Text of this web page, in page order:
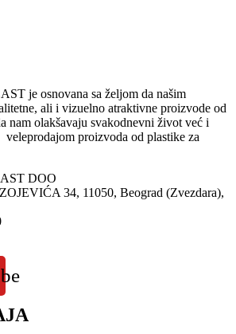
je osnovana sa željom da našim
ali i vizuelno atraktivne proizvode od
nam olakšavaju svakodnevni život već i
veleprodajom proizvoda od plastike za
DOO
34, 11050, Beograd (Zvezdara),